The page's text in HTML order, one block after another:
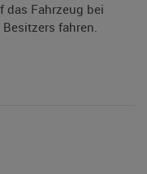
das Fahrzeug bei
fahren.